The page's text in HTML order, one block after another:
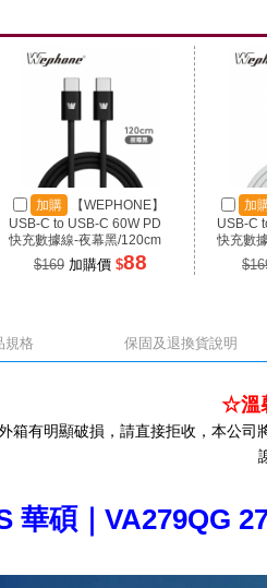
加購
【WEPHONE】
USB-C to USB-C 60W PD
快充數據線-夜幕黑/120cm
$169 加購價 $88
加
USB-C
快充數
規格 保固及退換貨說明
☆溫
箱有明顯破損，請直接拒收，本公
華碩｜VA279QG